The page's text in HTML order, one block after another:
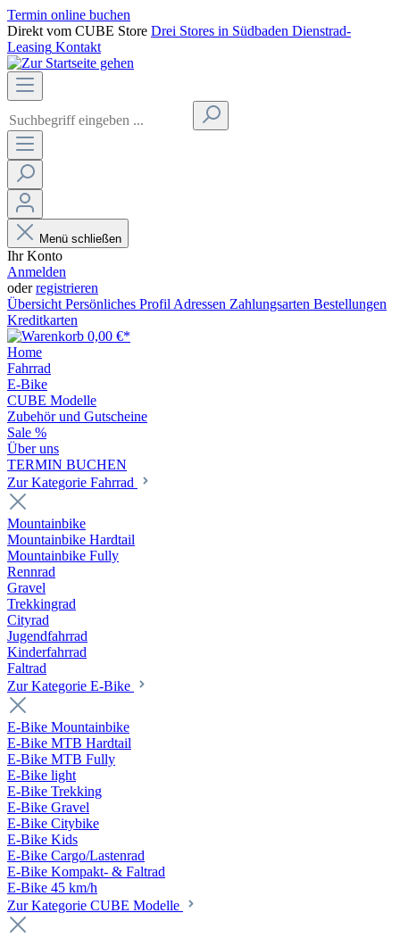
Termin online buchen
Direkt vom CUBE Store Drei Stores in Südbaden Dienstrad-
Leasing Kontakt
Menü schließen
Ihr Konto
Anmelden
oderregistrieren
Übersicht Persönliches Profil Adressen Zahlungsarten Bestellungen
Kreditkarten
0,00 €*
Home
Fahrrad
E-Bike
CUBE Modelle
Zubehör und Gutscheine
Sale %
Über uns
TERMIN BUCHEN
Zur Kategorie Fahrrad
Mountainbike
Mountainbike Hardtail
Mountainbike Fully
Rennrad
Gravel
Trekkingrad
Cityrad
Jugendfahrrad
Kinderfahrrad
Faltrad
Zur Kategorie E-Bike
E-Bike Mountainbike
E-Bike MTB Hardtail
E-Bike MTB Fully
E-Bike light
E-Bike Trekking
E-Bike Gravel
E-Bike Citybike
E-Bike Kids
E-Bike Cargo/Lastenrad
E-Bike Kompakt- & Faltrad
E-Bike 45 km/h
Zur Kategorie CUBE Modelle